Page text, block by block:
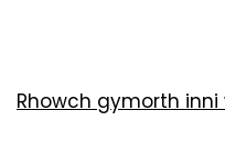
Rhowch gymorth inni